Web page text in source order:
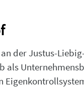
der Justus-
als